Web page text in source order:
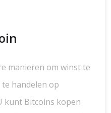
manieren om winst te
handelen op
kunt Bitcoins kopen